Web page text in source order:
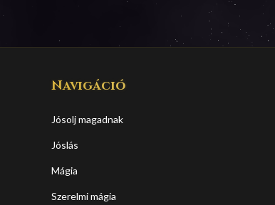
Navigáció
Jósolj magadnak
Jóslás
Mágia
Szerelmi mágia